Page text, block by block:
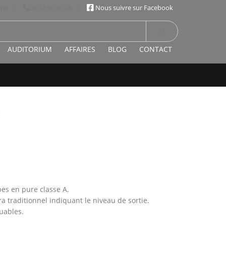
Nous suivre sur Facebook
AUDITORIUM AFFAIRES BLOG CONTACT
en pure classe A.
traditionnel indiquant le niveau de sortie.